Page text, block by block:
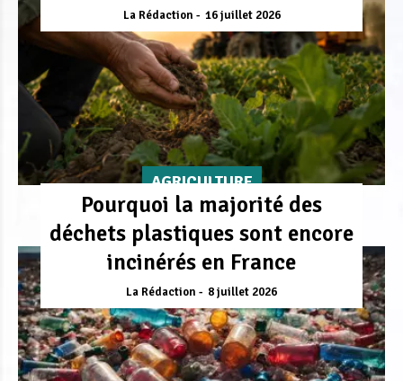
La Rédaction 16 juillet 2026
AGRICULTURE
Pourquoi la majorité des
déchets plastiques sont encore
incinérés en France
La Rédaction 8 juillet 2026